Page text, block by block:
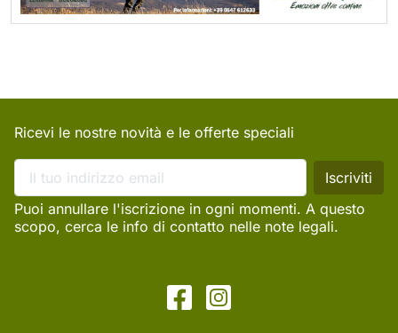
Ricevi le nostre novità e le offerte speciali
Puoi annullare l'iscrizione in ogni momenti. A questo
scopo, cerca le info di contatto nelle note legali.